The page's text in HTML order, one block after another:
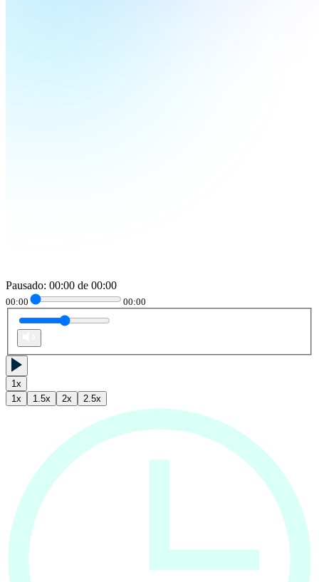
Pausado: 00:00 de 00:00
00:00 00:00
1x
1x 1.5x 2x 2.5x